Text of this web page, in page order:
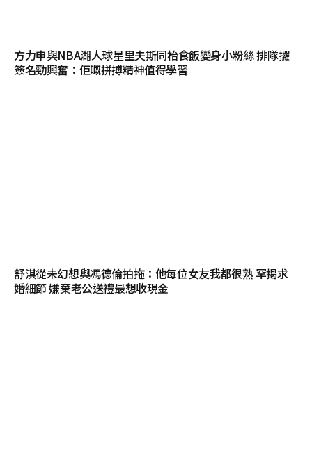
方力申與NBA湖人球星里夫斯同枱食飯變身小粉絲 排隊攞
簽名勁興奮：佢嘅拼搏精神值得學習
舒淇從未幻想與馮德倫拍拖：他每位女友我都很熟 罕揭求
婚細節 嫌棄老公送禮最想收現金